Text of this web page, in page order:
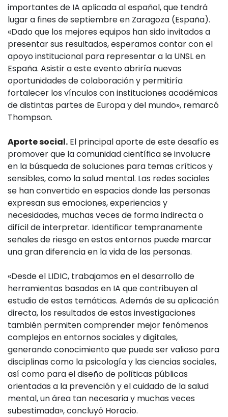
importantes de IA aplicada al español, que tendrá
lugar a fines de septiembre en Zaragoza (España).
«Dado que los mejores equipos han sido invitados a
presentar sus resultados, esperamos contar con el
apoyo institucional para representar a la UNSL en
España. Asistir a este evento abriría nuevas
oportunidades de colaboración y permitiría
fortalecer los vínculos con instituciones académicas
de distintas partes de Europa y del mundo», remarcó
Thompson.
Aporte social. El principal aporte de este desafío es
promover que la comunidad científica se involucre
en la búsqueda de soluciones para temas críticos y
sensibles, como la salud mental. Las redes sociales
se han convertido en espacios donde las personas
expresan sus emociones, experiencias y
necesidades, muchas veces de forma indirecta o
difícil de interpretar. Identificar tempranamente
señales de riesgo en estos entornos puede marcar
una gran diferencia en la vida de las personas.
«Desde el LIDIC, trabajamos en el desarrollo de
herramientas basadas en IA que contribuyen al
estudio de estas temáticas. Además de su aplicación
directa, los resultados de estas investigaciones
también permiten comprender mejor fenómenos
complejos en entornos sociales y digitales,
generando conocimiento que puede ser valioso para
disciplinas como la psicología y las ciencias sociales,
así como para el diseño de políticas públicas
orientadas a la prevención y el cuidado de la salud
mental, un área tan necesaria y muchas veces
subestimada», concluyó Horacio.